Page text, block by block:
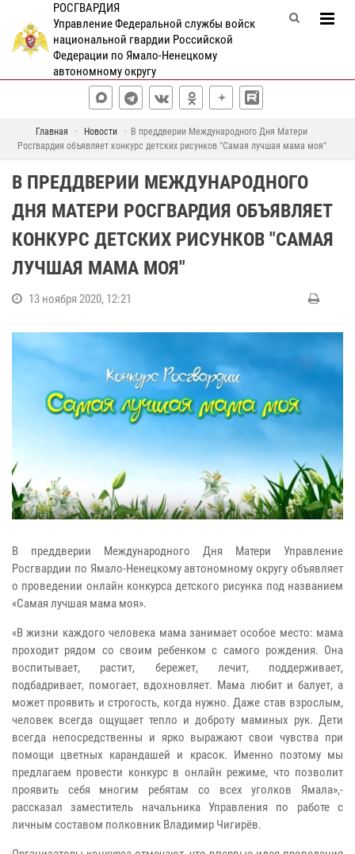
РОСГВАРДИЯ
Управление Федеральной службы войск
национальной гвардии Российской
Федерации по Ямало-Ненецкому
автономному округу
Главная Новости
В преддверии Международного Дня Матери
Росгвардия объявляет конкурс детских рисунков "Самая лучшая мама моя"
В ПРЕДДВЕРИИ МЕЖДУНАРОДНОГО
ДНЯ МАТЕРИ РОСГВАРДИЯ ОБЪЯВЛЯЕТ
КОНКУРС ДЕТСКИХ РИСУНКОВ "САМАЯ
ЛУЧШАЯ МАМА МОЯ"
13 ноября 2020, 12:21
В преддверии Международного Дня Матери Управление
Росгвардии по Ямало-Ненецкому автономному округу объявляет
о проведении онлайн конкурса детского рисунка под названием
«Самая лучшая мама моя».
«В жизни каждого человека мама занимает особое место: мама
проходит рядом со своим ребенком с самого рождения. Она
воспитывает, растит, бережет, лечит, поддерживает,
подбадривает, помогает, вдохновляет. Мама любит и балует, а
может проявить и строгость, когда нужно. Даже став взрослым,
человек всегда ощущает тепло и доброту маминых рук. Дети
всегда непосредственны и ярко выражают свои чувства при
помощи цветных карандашей и красок. Именно поэтому мы
предлагаем провести конкурс в онлайн режиме, что позволит
проявить себя многим ребятам со всех уголков Ямала»,-
рассказал заместитель начальника Управления по работе с
личным составом полковник Владимир Чигирёв.